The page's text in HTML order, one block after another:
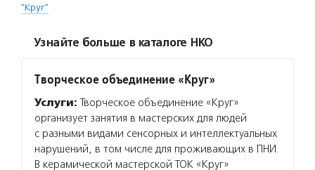
"Круг"
Узнайте больше в каталоге НКО
Творческое объединение «Круг»
Услуги: Творческое объединение «Круг»
организует занятия в мастерских для людей
с разными видами сенсорных и интеллектуальных
нарушений, в том числе для проживающих в ПНИ.
В керамической мастерской ТОК «Круг»